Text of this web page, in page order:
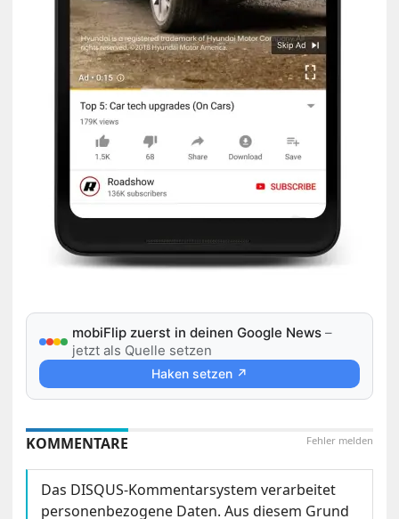
mobiFlip zuerst in deinen Google News –
jetzt als Quelle setzen
Haken setzen ↗
Fehler melden
KOMMENTARE
Das DISQUS-Kommentarsystem verarbeitet
personenbezogene Daten. Aus diesem Grund